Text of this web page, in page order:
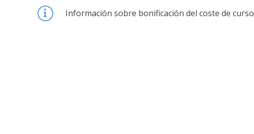
Información sobre bonificación del coste de curso